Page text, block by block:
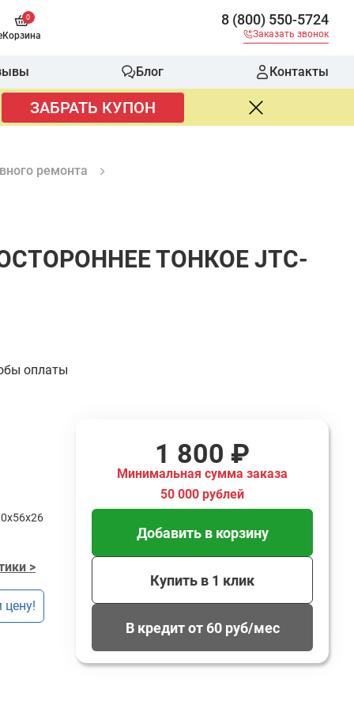
0
Корзина
8 (800) 550-5724
Заказать звонок
Блог Контакты
ЗАБРАТЬ КУПОН
ремонта
ТОНКОЕ JTC-
оплаты
>
1 800 ₽
Минимальная сумма заказа
50 000 рублей
Добавить в корзину
Купить в 1 клик
В кредит от 60 руб/мес